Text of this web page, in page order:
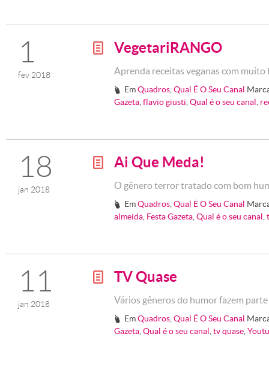
1
fev 2018
g VegetariRANGO
Aprenda receitas veganas com
# EmQuadros,Qual É O Seu Canal
Gazeta,flavio giusti,Qual é o seu canal,
18
jan 2018
g Ai Que Meda!
O gênero terror tratado com bom
# EmQuadros,Qual É O Seu Canal
almeida, Festa Gazeta,Qual é o seu canal,
11
jan 2018
g TV Quase
Vários gêneros do humor fazem
# EmQuadros,Qual É O Seu Canal
Gazeta,Qual é o seu canal,tv quase,